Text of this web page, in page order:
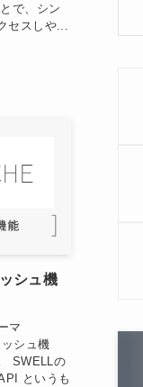
で、シン
セスしや...
シュ機

シュ機
SWELLの
というも